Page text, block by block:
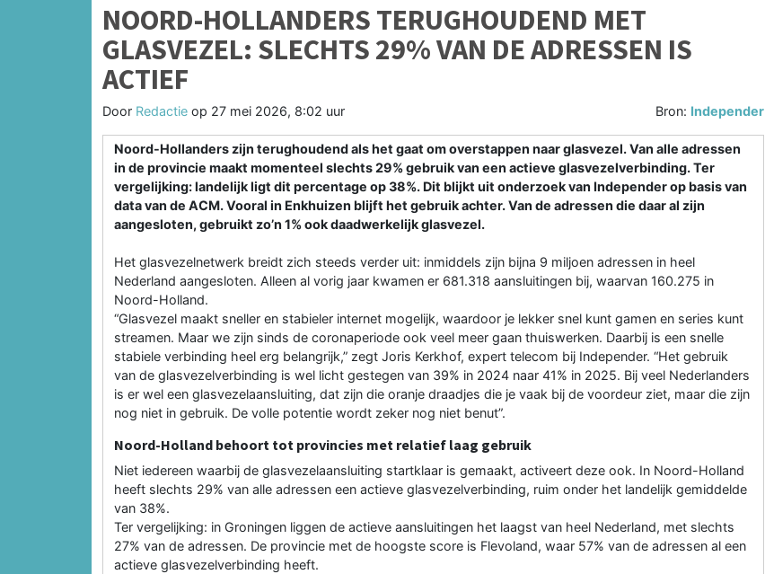
NOORD-HOLLANDERS TERUGHOUDEND MET
GLASVEZEL: SLECHTS 29% VAN DE ADRESSEN IS
ACTIEF
Door Redactie op 27 mei 2026, 8:02 uur Bron: Independer
Noord-Hollanders zijn terughoudend als het gaat om overstappen naar glasvezel. Van alle adressen
in de provincie maakt momenteel slechts 29% gebruik van een actieve glasvezelverbinding. Ter
vergelijking: landelijk ligt dit percentage op 38%. Dit blijkt uit onderzoek van Independer op basis van
data van de ACM. Vooral in Enkhuizen blijft het gebruik achter. Van de adressen die daar al zijn
aangesloten, gebruikt zo’n 1% ook daadwerkelijk glasvezel.
Het glasvezelnetwerk breidt zich steeds verder uit: inmiddels zijn bijna 9 miljoen adressen in heel
Nederland aangesloten. Alleen al vorig jaar kwamen er 681.318 aansluitingen bij, waarvan 160.275 in
Noord-Holland.
“Glasvezel maakt sneller en stabieler internet mogelijk, waardoor je lekker snel kunt gamen en series kunt
streamen. Maar we zijn sinds de coronaperiode ook veel meer gaan thuiswerken. Daarbij is een snelle
stabiele verbinding heel erg belangrijk,” zegt Joris Kerkhof, expert telecom bij Independer. “Het gebruik
van de glasvezelverbinding is wel licht gestegen van 39% in 2024 naar 41% in 2025. Bij veel Nederlanders
is er wel een glasvezelaansluiting, dat zijn die oranje draadjes die je vaak bij de voordeur ziet, maar die zijn
nog niet in gebruik. De volle potentie wordt zeker nog niet benut”.
Noord-Holland behoort tot provincies met relatief laag gebruik
Niet iedereen waarbij de glasvezelaansluiting startklaar is gemaakt, activeert deze ook. In Noord-Holland
heeft slechts 29% van alle adressen een actieve glasvezelverbinding, ruim onder het landelijk gemiddelde
van 38%.
Ter vergelijking: in Groningen liggen de actieve aansluitingen het laagst van heel Nederland, met slechts
27% van de adressen. De provincie met de hoogste score is Flevoland, waar 57% van de adressen al een
actieve glasvezelverbinding heeft.